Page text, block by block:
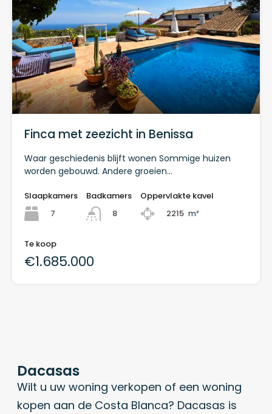
Finca met zeezicht in Benissa
Waar geschiedenis blijft wonen Sommige huizen
worden gebouwd. Andere groeien…
Slaapkamers
7
Badkamers
8
Oppervlakte kavel
2215 m²
Te koop
€1.685.000
Dacasas
Wilt u uw woning verkopen of een woning
kopen aan de Costa Blanca? Dacasas is